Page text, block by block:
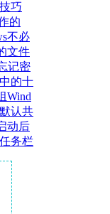
巧
的
不必
文件
记密
的十
Wind
认共
动后
务栏